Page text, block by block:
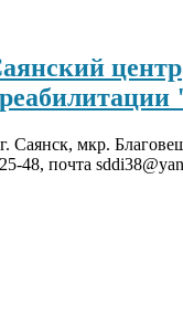
центр
Саянск, мкр.
48, почта